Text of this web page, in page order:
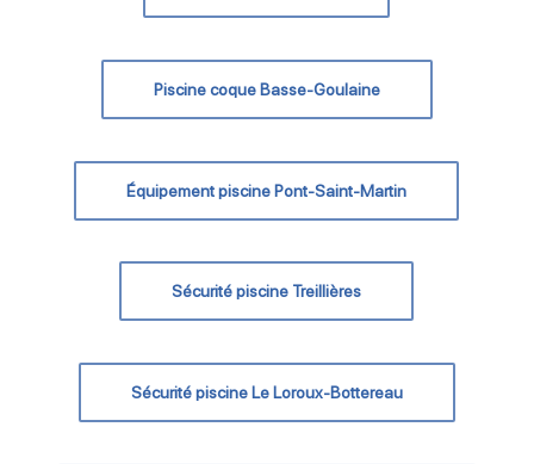
Piscine coque Basse-Goulaine
Équipement piscine Pont-Saint-Martin
Sécurité piscine Treillières
Sécurité piscine Le Loroux-Bottereau